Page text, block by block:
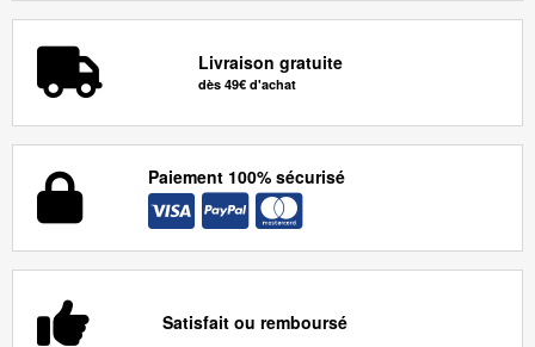
Livraison gratuite
dès 49€ d'achat
Paiement 100% sécurisé
Satisfait ou remboursé